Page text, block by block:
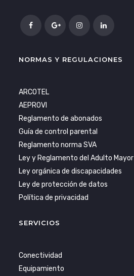
NORMAS Y REGULACIONES
ARCOTEL
AEPROVI
Reglamento de abonados
Guía de control parental
Reglamento norma SVA
Ley y Reglamento del Adulto Mayor
Ley orgánica de discapacidades
Ley de protección de datos
Política de privacidad
SERVICIOS
Conectividad
Equipamiento